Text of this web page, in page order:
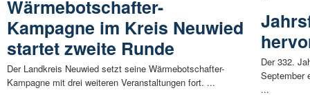
Wärmebotschafter-
Kampagne im Kreis Neuwied
startet zweite Runde
Der Landkreis Neuwied setzt seine Wärmebotschafter-
Kampagne mit drei weiteren Veranstaltungen fort. ...
Der 332.
September
...